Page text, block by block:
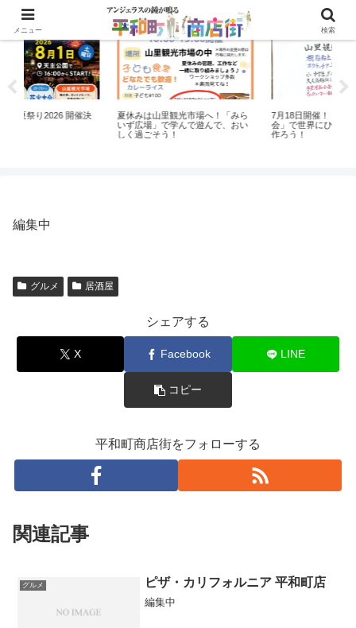
光市場へ！「みら
イベント
7月18日開催！「手芸いろいろ体験
会」で世界にひとつだけの作品を
作ろう！
ニュースリリース
全国商店街振興組合連合
編集中
グルメ 居酒屋
シェアする
X Facebook LINE
コピー
平和町商店街をフォローする
関連記事
グルメ ピザ・カリフォルニア 平和町店
編集中
メニュー 検索